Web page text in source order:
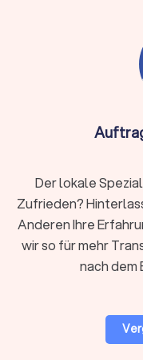
Verpackungsmaterial:
Schutzfolien,
Ist Reinigung
Endreinigung
vielen
eingeschränkten
beruflicher
professionelles
Preise &
Der lokale
Zufrieden?
Anderen Ihre
wir so für mehr
nach dem